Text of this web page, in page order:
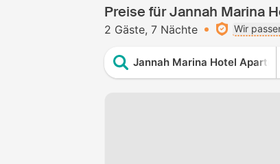
Preise für Jannah Marina
2 Gäste 7 Nächte Wir
Jannah Marina Hotel